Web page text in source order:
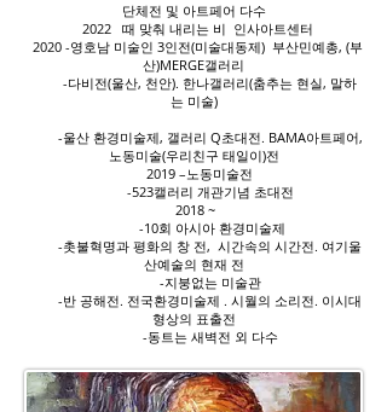
단체전 및 아트페어 다수
2022 때 맞춰 내리는 비 인사아트센터
2020 -영호남 미술인 3인전(미술대동제) 부산민예총, (부
산)MERGE갤러리
-다비전(울산, 천안). 한나갤러리(춤추는 현실, 말하
는 미술)
-울산 환경미술제, 갤러리 Q초대전. BAMA아트페어,
노동미술(우리친구 태일이)전
2019 –노동미술전
-523캘러리 개관기념 초대전
2018 ~
-10회 아시아 환경미술제
-촛불혁명과 평화의 창 전, 시간속의 시간전. 여기울
산예술의 현재 전
-지붕없는 미술관
-반 공해전. 전국환경미술제 . 시월의 소리전. 이시대
형상의 표출전
-동트는 새벽전 외 다수